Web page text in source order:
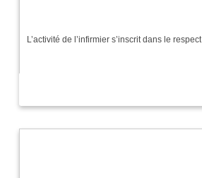
L’activité de l’infirmier s’inscrit dans le